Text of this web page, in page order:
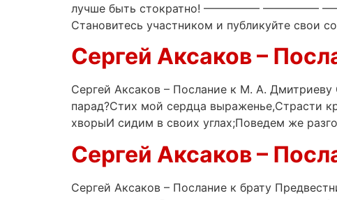
лучше быть стократно! ————— —————
Становитесь участником и публикуйте свои
Сергей Аксаков –
Сергей Аксаков – Послание к М. А.
парад?Стих мой сердца выраженье,Страсти
хворыИ сидим в своих углах;Поведем же
Сергей Аксаков –
Сергей Аксаков – Послание к брату